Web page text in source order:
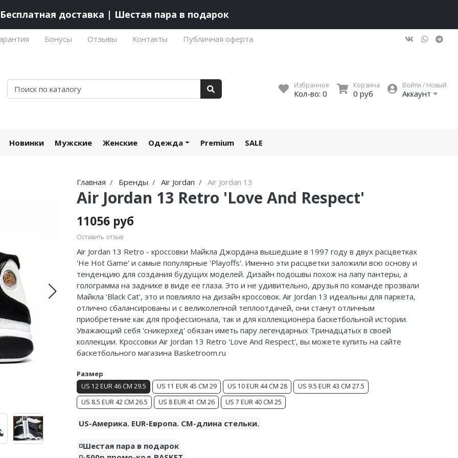
Бесплатная доставка | Шестая пара в подарок
Бонусы Отзывы Контакты Публичная оферта
Избранное
Кол-во: 0
Корзина
0 руб
Войти / Новый
Аккаунт
Новинки Мужские Женские Одежда Premium SALE
Главная Бренды Air Jordan Air Jordan 13
Air Jordan 13 Retro 'Love And Respect'
11056 руб
Оставить отзыв
Air Jordan 13 Retro - кроссовки Майкла Джордана вышедшие в 1997 году в двух расцветках
'He Hot Game' и самые популярные 'Playoffs'. Именно эти расцветки заложили всю основу и
тенденцию для создания будущих моделей. Дизайн подошвы похож на лапу пантеры, а
голограмма на заднике в виде ее глаза. Это и не удивительно, друзья по команде прозвали
Майкла 'Black Cat', это и повлияло на дизайн кроссовок. Air Jordan 13 идеальны для паркета,
отлично сбалансированы и с великолепной теплоотдачей, они станут отличным
приобретениекак для профессионала, так и для коллекционера баскетбольной истории.
Уважающий себя 'сникерхед' обязан иметь пару легендарных Тринадцатых в своей
коллекции. Кроссовки Air Jordan 13 Retro 'Love And Respect', вы можете купить на сайте
баскетбольного магазина Basketroom.ru
Размер
US 12 EUR 46 CM 29.5 US 11 EUR 45 CM 29 US 10 EUR 44 CM 28
US 9.5 EUR 43 CM 27.5
US 8.5 EUR 42 CM 26.5
US 8 EUR 41 CM 26 US 7 EUR 40 CM 25
US-Америка. EUR-Европа. CM-длина стельки.
◽️Шестая пара в подарок